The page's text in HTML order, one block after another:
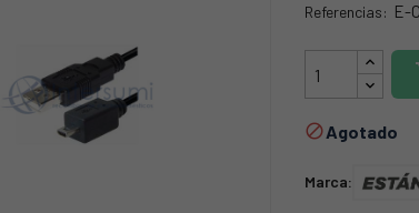
Referencias: E-
C158GM
Agotado
Marca: